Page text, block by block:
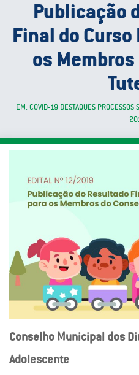
Publicação
Final do
os
EM: COVID-19 DESTAQUES
Conselho Municipal dos
Adolescente